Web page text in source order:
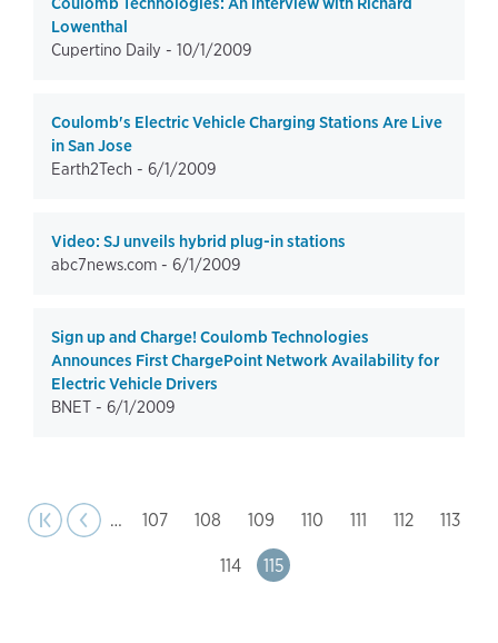
Lowenthal
Cupertino Daily - 10/1/2009
Coulomb's Electric Vehicle Charging Stations Are Live
in San Jose
Earth2Tech - 6/1/2009
Video: SJ unveils hybrid plug-in stations
abc7news.com - 6/1/2009
Sign up and Charge! Coulomb Technologies
Announces First ChargePoint Network Availability for
Electric Vehicle Drivers
BNET - 6/1/2009
Pagination
page
|‹
Previous
‹‹
… Page
107 Page
108 Page
109 Page
110 Page
111 Page
112 Page
113
Page
114 Page
115